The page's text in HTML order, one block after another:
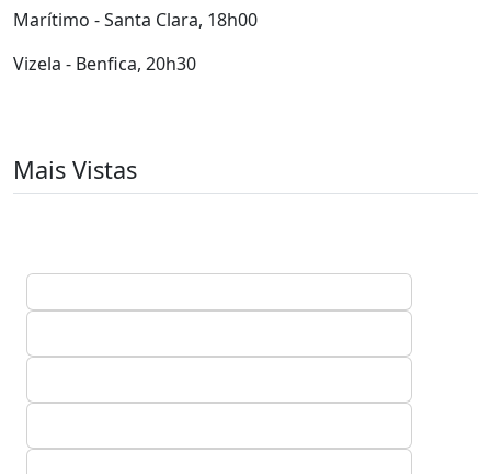
Marítimo - Santa Clara, 18h00
Vizela - Benfica, 20h30
Mais Vistas